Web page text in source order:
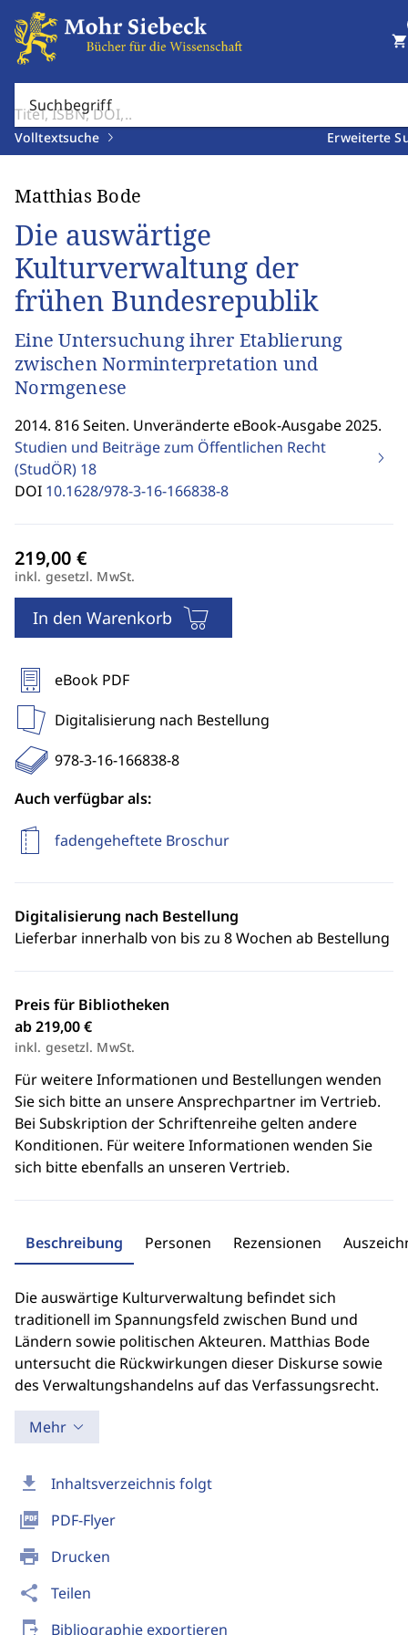
Suchbegriff
Volltextsuche Erweiterte
shopping_cart
download Inhaltsverzeichnis folgt
picture_as_pdf PDF-Flyer
print Drucken
share Teilen
send_to_mobile Bibliographie exportieren
Matthias Bode
Die auswärtige
Kulturverwaltung der
frühen Bundesrepublik
Eine Untersuchung ihrer Etablierung
zwischen Norminterpretation und
Normgenese
2014. 816 Seiten. Unveränderte eBook-Ausgabe 2025.
Studien und Beiträge zum Öffentlichen Recht
(StudÖR) 18
DOI 10.1628/978-3-16-166838-8
inkl. gesetzl. MwSt.
In den Warenkorb
eBook PDF
Digitalisierung nach Bestellung
978-3-16-166838-8
Auch verfügbar als:
fadengeheftete Broschur
Digitalisierung nach Bestellung
Lieferbar innerhalb von bis zu 8 Wochen ab Bestellung
Preis für Bibliotheken
ab 219,00 €
inkl. gesetzl. MwSt.
Für weitere Informationen und Bestellungen wenden
Sie sich bitte an unsere Ansprechpartner im Vertrieb.
Bei Subskription der Schriftenreihe gelten andere
Konditionen. Für weitere Informationen wenden Sie
sich bitte ebenfalls an unseren Vertrieb.
Beschreibung Personen Rezensionen
Die auswärtige Kulturverwaltung befindet sich
traditionell im Spannungsfeld zwischen Bund und
Ländern sowie politischen Akteuren. Matthias Bode
untersucht die Rückwirkungen dieser Diskurse sowie
des Verwaltungshandelns auf das Verfassungsrecht.
Mehr